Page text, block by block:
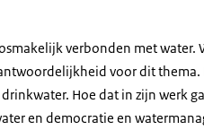
verbonden met water.
voor dit thema.
Hoe dat in zijn werk
en democratie en